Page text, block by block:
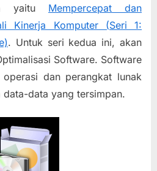
2:
Optimalisasi
yaitu Mempercepat dan
Kinerja Komputer (Seri 1:
. Untuk seri kedua ini, akan
Software. Software
dan perangkat lunak
data yang tersimpan.